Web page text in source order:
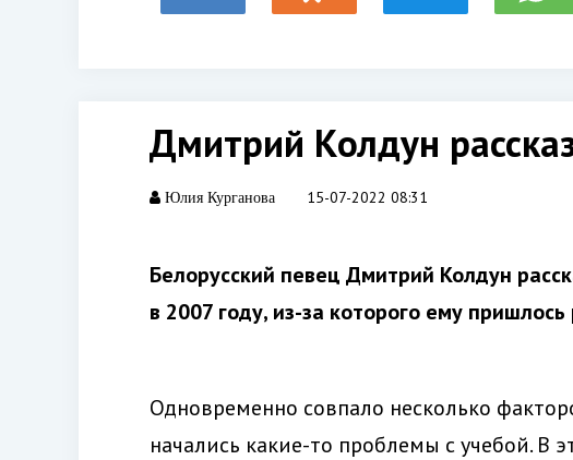
Дмитрий Колдун
Юлия Курганова 15-07-2022 08:31
Белорусский певец Дмитрий Колдун
в 2007 году, из-за которого ему
Одновременно совпало несколько
начались какие-то проблемы с учебой. В